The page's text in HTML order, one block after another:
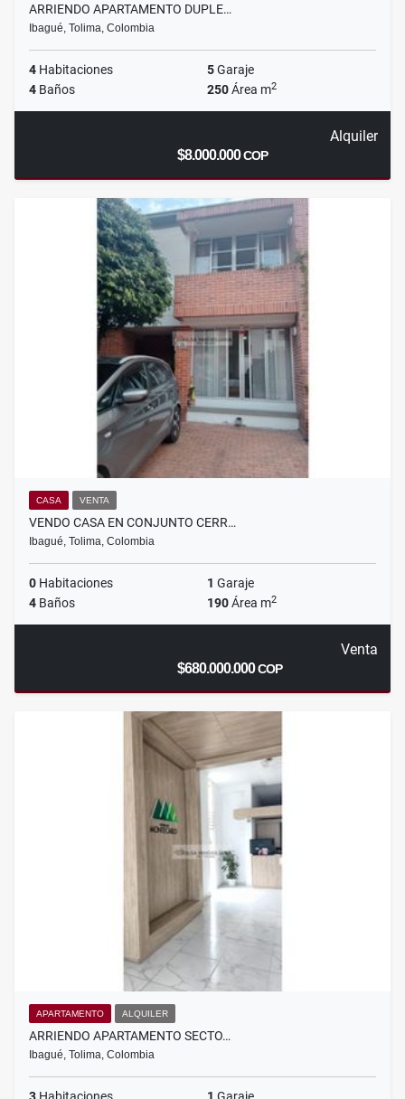
ARRIENDO APARTAMENTO DUPLE…
Ibagué, Tolima, Colombia
4 Habitaciones 5Garaje
4 Baños 250Área m2
Alquiler
$8.000.000COP
CASA VENTA
VENDO CASA EN CONJUNTO CERR…
Ibagué, Tolima, Colombia
0 Habitaciones 1 Garaje
4 Baños 190Área m2
Venta
$680.000.000COP
APARTAMENTO ALQUILER
ARRIENDO APARTAMENTO SECTO…
Ibagué, Tolima, Colombia